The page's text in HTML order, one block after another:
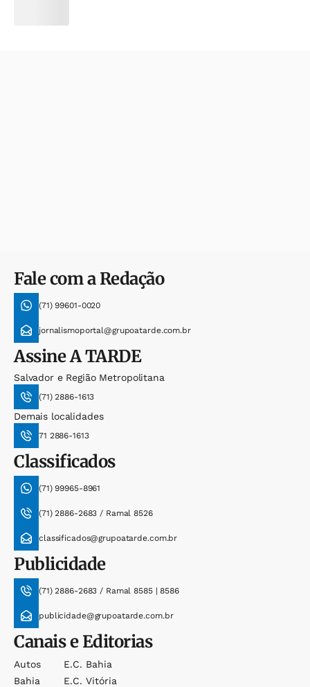
Fale com a Redação
(71) 99601-0020
jornalismoportal@grupoatarde.com.br
AssineA TARDE
Salvador e Região Metropolitana
(71) 2886-1613
Demais localidades
71 2886-1613
Classificados
(71) 99965-8961
(71) 2886-2683 / Ramal 8526
classificados@grupoatarde.com.br
Publicidade
(71) 2886-2683 / Ramal 8585 | 8586
publicidade@grupoatarde.com.br
Canais e Editorias
Autos
Bahia
E.c. Bahia
E.c. Vitória